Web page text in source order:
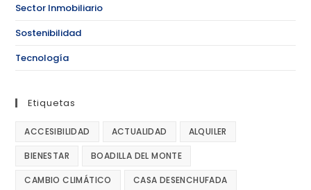
Sector Inmobiliario
Sostenibilidad
Tecnología
Etiquetas
ACCESIBILIDAD ACTUALIDAD ALQUILER
BIENESTAR BOADILLA DEL MONTE
CAMBIO CLIMÁTICO CASA DESENCHUFADA